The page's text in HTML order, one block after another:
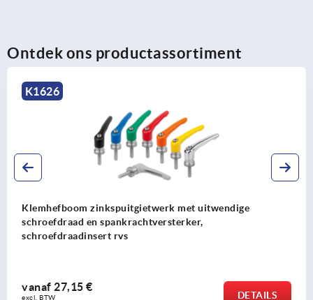
Ontdek ons productassortiment
K1626
Klemhefboom zinkspuitgietwerk met uitwendige
schroefdraad en spankrachtversterker,
schroefdraadinsert rvs
vanaf 27,15 €
excl. BTW
DETAILS